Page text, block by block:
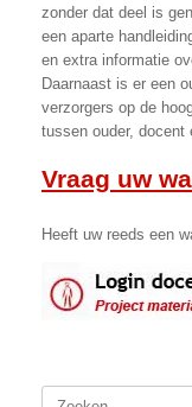
zonder dat deel is
een aparte
en extra informatie
Daarnaast is er een
verzorgers op de
tussen ouder, docent
Vraag uw
Heeft uw reeds een